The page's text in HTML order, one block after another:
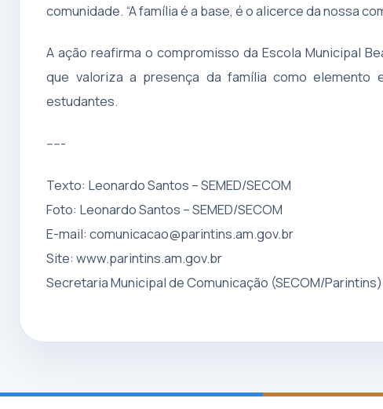
comunidade. “A família é a base, é o alicerce da nossa
A ação reafirma o compromisso da Escola Municipal
que valoriza a presença da família como elemento
estudantes.
-----
Texto: Leonardo Santos – SEMED/SECOM
Foto: Leonardo Santos – SEMED/SECOM
E-mail:comunicacao@parintins.am.gov.br
Site: www.parintins.am.gov.br
Secretaria Municipal de Comunicação (SECOM/Parintins)